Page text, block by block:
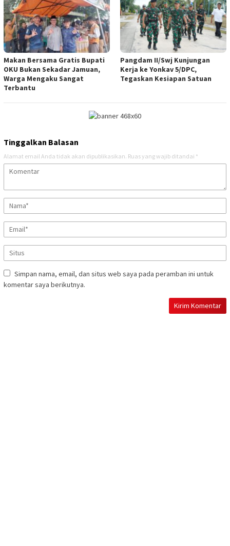
Makan Bersama Gratis Bupati
OKU Bukan Sekadar Jamuan,
Warga Mengaku Sangat
Terbantu
Pangdam II/Swj Kunjungan
Kerja ke Yonkav 5/DPC,
Tegaskan Kesiapan Satuan
Tinggalkan Balasan
Alamat email Anda tidak akan dipublikasikan. Ruas yang wajib ditandai *
Simpan nama, email, dan situs web saya pada peramban ini untuk
komentar saya berikutnya.